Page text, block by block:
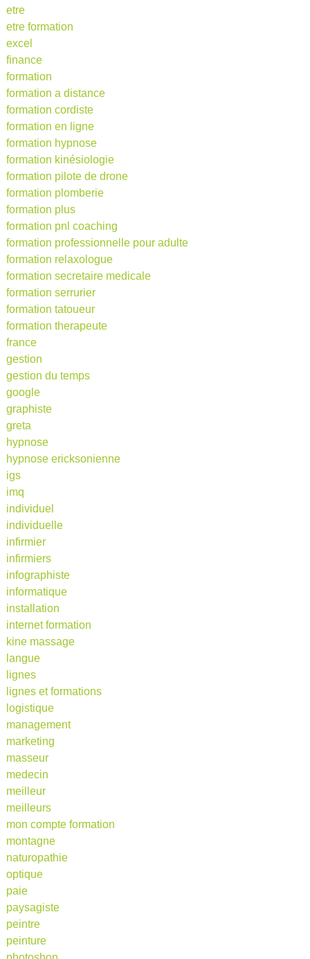
etre
etre formation
excel
finance
formation
formation a distance
formation cordiste
formation en ligne
formation hypnose
formation kinésiologie
formation pilote de drone
formation plomberie
formation plus
formation pnl coaching
formation professionnelle pour adulte
formation relaxologue
formation secretaire medicale
formation serrurier
formation tatoueur
formation therapeute
france
gestion
gestion du temps
google
graphiste
greta
hypnose
hypnose ericksonienne
igs
imq
individuel
individuelle
infirmier
infirmiers
infographiste
informatique
installation
internet formation
kine massage
langue
lignes
lignes et formations
logistique
management
marketing
masseur
medecin
meilleur
meilleurs
mon compte formation
montagne
naturopathie
optique
paie
paysagiste
peintre
peinture